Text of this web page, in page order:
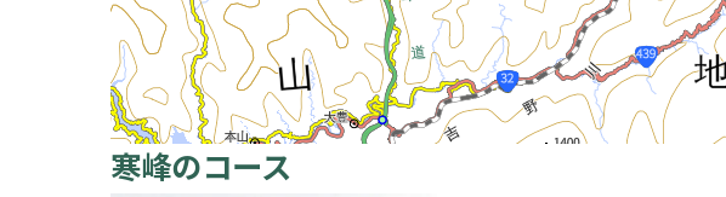
寒峰のコース